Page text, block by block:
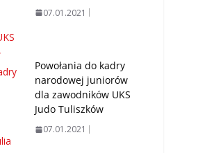
07.01.2021
Powołania do kadry
narodowej juniorów
dla zawodników UKS
Judo Tuliszków
07.01.2021